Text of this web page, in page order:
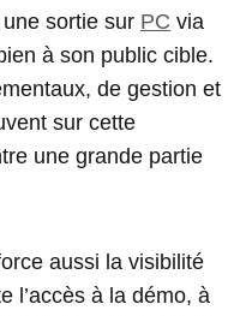
sortie sur PC via
à son public cible.
de gestion et
sur cette
une grande partie
aussi la visibilité
l’accès à la démo, à